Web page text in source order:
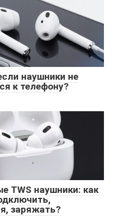
наушники не
к телефону?
TWS наушники: как
заряжать?